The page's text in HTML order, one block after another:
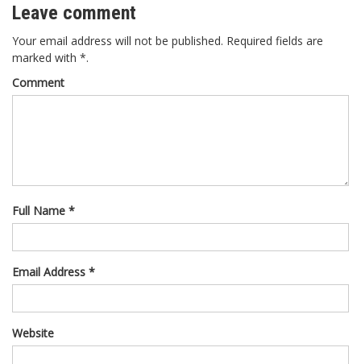
Leave comment
Your email address will not be published. Required fields are
marked with *.
Comment
Full Name *
Email Address *
Website